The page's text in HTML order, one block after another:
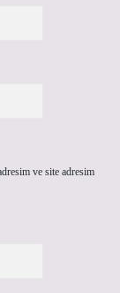
ve site adresim